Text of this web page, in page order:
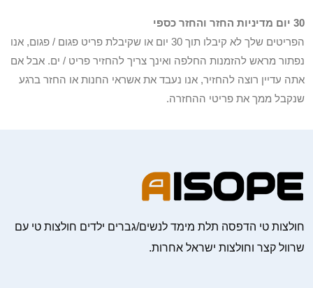
30 יום מדיניות החזר והחזר כספי
הפריטים שלך לא קיבלו תוך 30 יום או שקיבלת פריט פגום / פגום, אנו
נפתור מראש להזמנות החלפה ואינך צריך להחזיר פריט / ים. אבל אם
אתה עדיין רוצה להחזיר, אנו נעבד את אשראי החנות או החזר ברגע
שנקבל ממך את פריטי ההחזרה.
חולצות טי הדפסה תלת מימד לנשים/גברים ילדים חולצות טי עם
שרוול קצר וחולצות ישראל אחרות.